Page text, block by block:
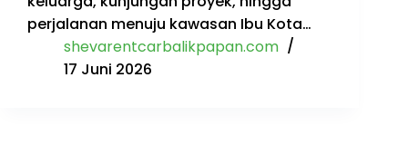
perjalanan menuju kawasan Ibu Kota…
shevarentcarbalikpapan.com
17 Juni 2026